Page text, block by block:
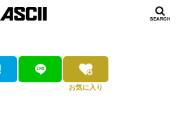
お気に入り